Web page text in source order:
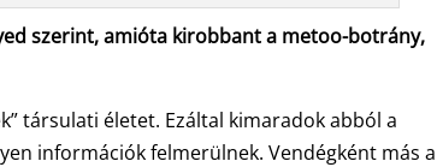
szerint, amióta kirobbant a metoo-botrány,
társulati életet. Ezáltal kimaradok abból a
információk felmerülnek. Vendégként más a